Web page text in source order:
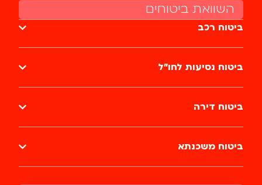
השוואת ביטוחים
ביטוח רכב
ביטוח נסיעות לחו״ל
ביטוח דירה
ביטוח משכנתא